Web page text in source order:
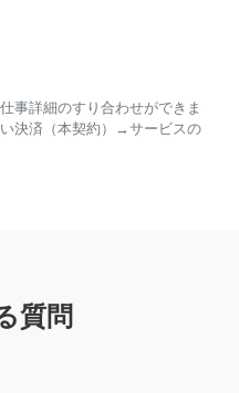
事詳細のすり合わせができま
決済（本契約）→サービスの
質問